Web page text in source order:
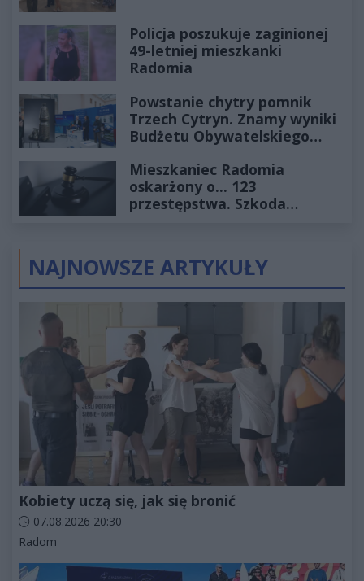
Policja poszukuje zaginionej
49-letniej mieszkanki
Radomia
Powstanie chytry pomnik
Trzech Cytryn. Znamy wyniki
Budżetu Obywatelskiego
Mieszkaniec Radomia
oskarżony o... 123
przestępstwa. Szkoda
NAJNOWSZE ARTYKUŁY
Kobiety uczą się, jak się bronić
Data dodania artykułu:
07.08.2026 20:30
Kategorie artykułu:
Radom